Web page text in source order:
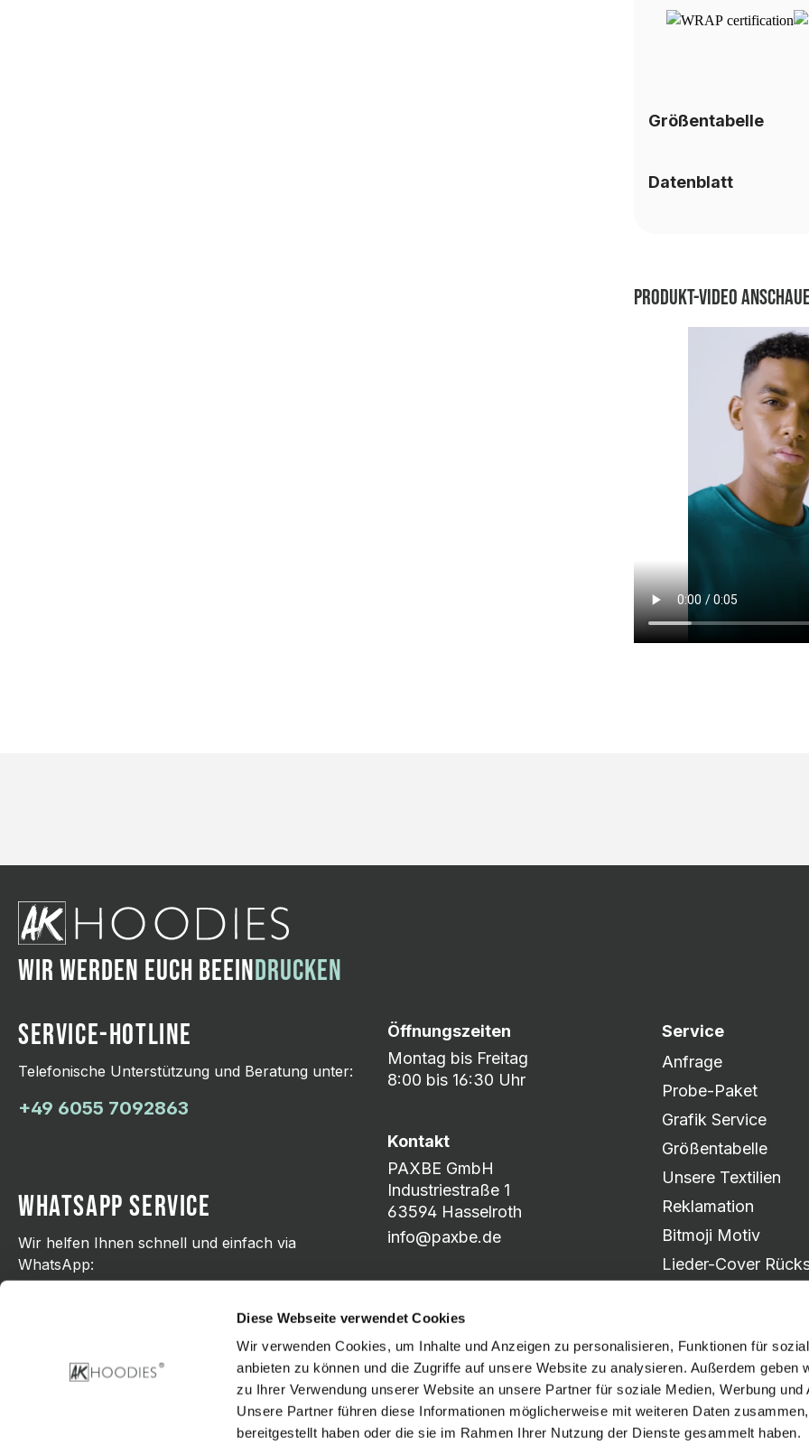
Diese Webseite verwendet Cookies
Wir verwenden Cookies, um Inhalte und Anzeigen zu personalisieren, Funktionen für
anbieten zu können und die Zugriffe auf unsere Website zu analysieren. Außerdem geben
zu Ihrer Verwendung unserer Website an unsere Partner für soziale Medien, Werbung und
Unsere Partner führen diese Informationen möglicherweise mit weiteren Daten
bereitgestellt haben oder die sie im Rahmen Ihrer Nutzung der Dienste gesammelt haben.
Größentabelle
Datenblatt
Produkt-Video
WIR WERDEN EUCH BEEINDRUCKEN
SERVICE-HOTLINE
Telefonische Unterstützung und Beratung unter:
+49 6055 7092863
WHATSAPP SERVICE
Wir helfen Ihnen schnell und einfach via
WhatsApp:
Öffnungszeiten
Montag bis Freitag
8:00 bis 16:30 Uhr
Kontakt
PAXBE GmbH
Industriestraße 1
63594 Hasselroth
info@paxbe.de
Service
Anfrage
Probe-Paket
Grafik Service
Größentabelle
Unsere Textilien
Reklamation
Bitmoji Motiv
Lieder-Cover
Social Media